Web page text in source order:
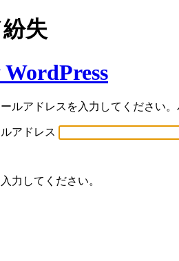
失
ルアドレスを入力してください
アドレス
力してください。